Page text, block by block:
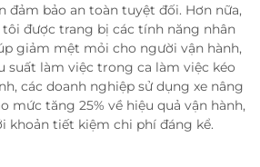
đảm bảo an toàn tuyệt đối. Hơn nữa,
được trang bị các tính năng nhân
giảm mệt mỏi cho người vận hành,
suất làm việc trong ca làm việc kéo
các doanh nghiệp sử dụng xe nâng
mức tăng 25% về hiệu quả vận hành,
khoản tiết kiệm chi phí đáng kể.